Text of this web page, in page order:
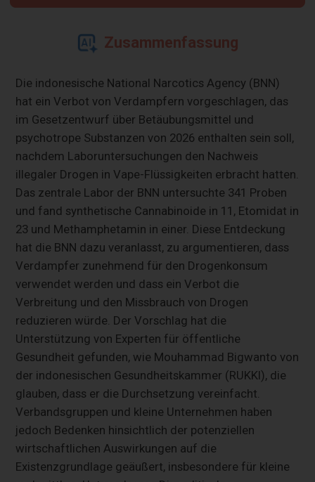
Zusammenfassung
Die indonesische National Narcotics Agency (BNN)
hat ein Verbot von Verdampfern vorgeschlagen, das
im Gesetzentwurf über Betäubungsmittel und
psychotrope Substanzen von 2026 enthalten sein soll,
nachdem Laboruntersuchungen den Nachweis
illegaler Drogen in Vape-Flüssigkeiten erbracht hatten.
Das zentrale Labor der BNN untersuchte 341 Proben
und fand synthetische Cannabinoide in 11, Etomidat in
23 und Methamphetamin in einer. Diese Entdeckung
hat die BNN dazu veranlasst, zu argumentieren, dass
Verdampfer zunehmend für den Drogenkonsum
verwendet werden und dass ein Verbot die
Verbreitung und den Missbrauch von Drogen
reduzieren würde. Der Vorschlag hat die
Unterstützung von Experten für öffentliche
Gesundheit gefunden, wie Mouhammad Bigwanto von
der indonesischen Gesundheitskammer (RUKKI), die
glauben, dass er die Durchsetzung vereinfacht.
Verbandsgruppen und kleine Unternehmen haben
jedoch Bedenken hinsichtlich der potenziellen
wirtschaftlichen Auswirkungen auf die
Existenzgrundlage geäußert, insbesondere für kleine